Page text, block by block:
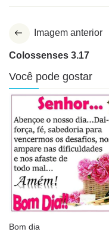
Imagem anterior
Colossenses 3.17
Você pode gostar
Bom dia